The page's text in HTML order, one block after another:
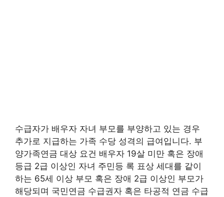
수급자가 배우자 자녀 부모를 부양하고 있는 경우
추가로 지급하는 가족 수당 성격의 급여입니다. 부
양가족연금 대상 요건 배우자 19살 미만 혹은 장애
등급 2급 이상인 자녀 주민등 록 표상 세대를 같이
하는 65세 이상 부모 혹은 장애 2급 이상인 부모가
해당되며 국민연금 수급권자 혹은 타공적 연금 수급